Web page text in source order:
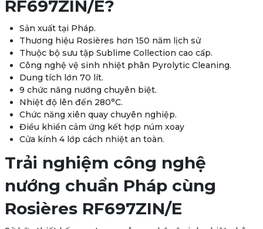
RF697ZIN/E?
Sản xuất tại Pháp.
Thương hiệu Rosières hơn 150 năm lịch sử
Thuộc bộ sưu tập Sublime Collection cao cấp.
Công nghệ vệ sinh nhiệt phân Pyrolytic Cleaning.
Dung tích lớn 70 lít.
9 chức năng nướng chuyên biệt.
Nhiệt độ lên đến 280°C.
Chức năng xiên quay chuyên nghiệp.
Điều khiển cảm ứng kết hợp núm xoay
Cửa kính 4 lớp cách nhiệt an toàn.
Trải nghiệm công nghệ
nướng chuẩn Pháp cùng
Rosières RF697ZIN/E